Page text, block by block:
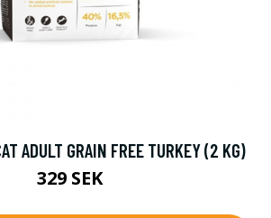
ADULT GRAIN FREE TURKEY (2 KG)
329 SEK